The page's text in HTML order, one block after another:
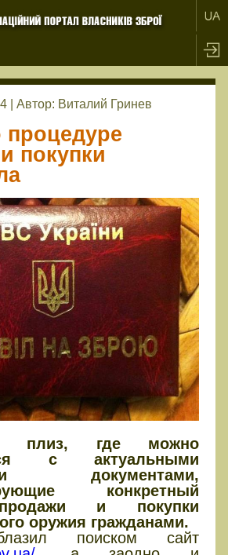
| Автор: Виталий Гринев
покупки
плиз, где можно
с актуальными
документами,
конкретный
и покупки
оружия гражданами.
поиском сайт